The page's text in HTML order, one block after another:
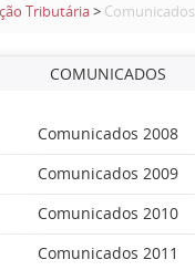
Tributária> Comunicados
COMUNICADOS
Comunicados 2008
Comunicados 2009
Comunicados 2010
Comunicados 2011